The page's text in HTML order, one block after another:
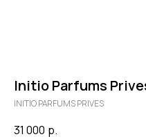
Initio Parfums
INITIO PARFUMS PRIVES
31 000 р.